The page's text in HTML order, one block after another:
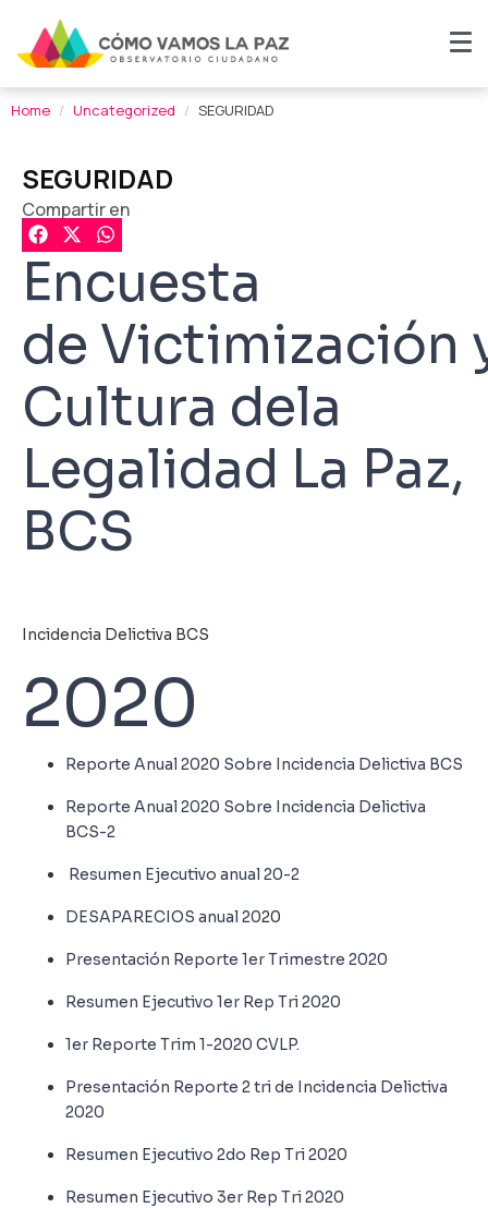
Home Uncategorized SEGURIDAD
SEGURIDAD
Compartir en
Encuesta
de Victimización
Cultura dela
Legalidad La Paz,
BCS
Incidencia Delictiva BCS
2020
Reporte Anual 2020 Sobre Incidencia Delictiva BCS
Reporte Anual 2020 Sobre Incidencia Delictiva
BCS-2
Resumen Ejecutivo anual 20-2
DESAPARECIOS anual 2020
Presentación Reporte 1er Trimestre 2020
Resumen Ejecutivo 1er Rep Tri 2020
1er Reporte Trim 1-2020 CVLP.
Presentación Reporte 2 tri de Incidencia Delictiva
2020
Resumen Ejecutivo 2do Rep Tri 2020
Resumen Ejecutivo 3er Rep Tri 2020